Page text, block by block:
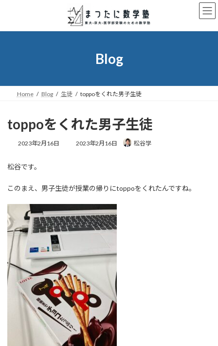
ン
ー
Blog
Home Blog 生徒 toppoをくれた男子生徒
toppoをくれた男子生徒
2023年2月16日
最
時
:
2023年2月16日 松谷学
松谷です。
このまえ、男子生徒が授業の帰りにtoppoをくれたんですね。